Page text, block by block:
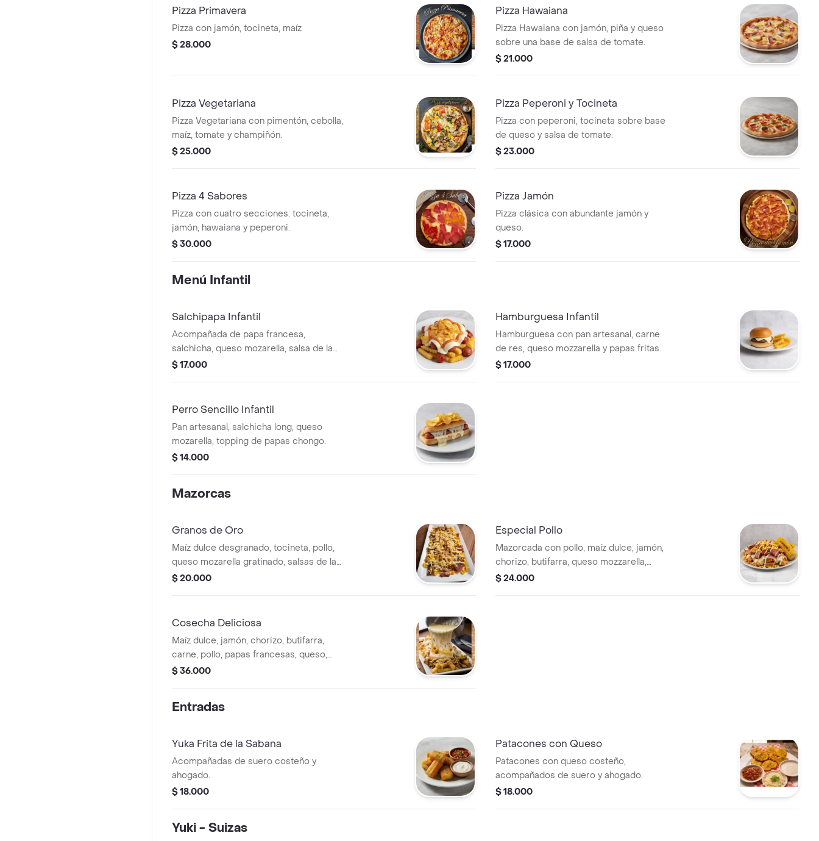
Pizza Primavera
Pizza con jamón, tocineta, maíz
$ 28.000
Pizza Hawaiana
Pizza Hawaiana con jamón, piña y queso
sobre una base de salsa de tomate.
$ 21.000
Pizza Vegetariana
Pizza Vegetariana con pimentón, cebolla,
maíz, tomate y champiñón.
$ 25.000
Pizza Peperoni y Tocineta
Pizza con peperoni, tocineta sobre base
de queso y salsa de tomate.
$ 23.000
Pizza 4 Sabores
Pizza con cuatro secciones: tocineta,
jamón, hawaiana y peperoni.
$ 30.000
Pizza Jamón
Pizza clásica con abundante jamón y
queso.
$ 17.000
Menú Infantil
Salchipapa Infantil
Acompañada de papa francesa,
salchicha, queso mozarella, salsa de la
casa y topping de papas chongo.
$ 17.000
Hamburguesa Infantil
Hamburguesa con pan artesanal, carne
de res, queso mozzarella y papas fritas.
$ 17.000
Perro Sencillo Infantil
Pan artesanal, salchicha long, queso
mozarella, topping de papas chongo.
$ 14.000
Mazorcas
Granos de Oro
Maíz dulce desgranado, tocineta, pollo,
queso mozarella gratinado, salsas de la
casa y papas chongo.
$ 20.000
Especial Pollo
Mazorcada con pollo, maíz dulce, jamón,
chorizo, butifarra, queso mozzarella,
salsas y papas chongo.
$ 24.000
Cosecha Deliciosa
Maíz dulce, jamón, chorizo, butifarra,
carne, pollo, papas francesas, queso,
vegetales, salsas y chongo.
$ 36.000
Entradas
Yuka Frita de la Sabana
Acompañadas de suero costeño y
ahogado.
$ 18.000
Patacones con Queso
Patacones con queso costeño,
acompañados de suero y ahogado.
$ 18.000
Yuki - Suizas